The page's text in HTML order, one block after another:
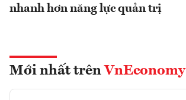
nhanh hơn năng lực quản trị
Mới nhất trên VnEconomy